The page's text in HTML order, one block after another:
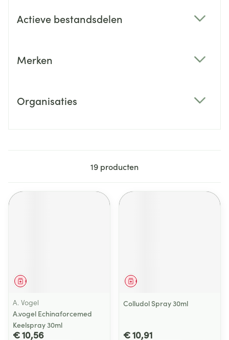
Actieve bestandsdelen
Merken
Organisaties
19 producten
Geneesmiddel
A. Vogel
A.vogel Echinaforcemed
Keelspray 30ml
€ 10,56
Geneesmiddel
Colludol Spray 30ml
€ 10,91